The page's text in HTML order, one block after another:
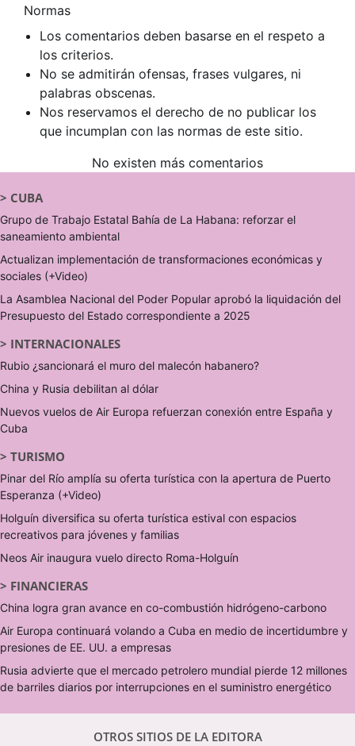
Normas
Los comentarios deben basarse en el respeto a
los criterios.
No se admitirán ofensas, frases vulgares, ni
palabras obscenas.
Nos reservamos el derecho de no publicar los
que incumplan con las normas de este sitio.
No existen más comentarios
> CUBA
Grupo de Trabajo Estatal Bahía de La Habana: reforzar el
saneamiento ambiental
Actualizan implementación de transformaciones económicas y
sociales (+Video)
La Asamblea Nacional del Poder Popular aprobó la liquidación del
Presupuesto del Estado correspondiente a 2025
> INTERNACIONALES
Rubio ¿sancionará el muro del malecón habanero?
China y Rusia debilitan al dólar
Nuevos vuelos de Air Europa refuerzan conexión entre España y
Cuba
> TURISMO
Pinar del Río amplía su oferta turística con la apertura de Puerto
Esperanza (+Video)
Holguín diversifica su oferta turística estival con espacios
recreativos para jóvenes y familias
Neos Air inaugura vuelo directo Roma-Holguín
> FINANCIERAS
China logra gran avance en co-combustión hidrógeno-carbono
Air Europa continuará volando a Cuba en medio de incertidumbre y
presiones de EE. UU. a empresas
Rusia advierte que el mercado petrolero mundial pierde 12 millones
de barriles diarios por interrupciones en el suministro energético
OTROS SITIOS DE LA EDITORA